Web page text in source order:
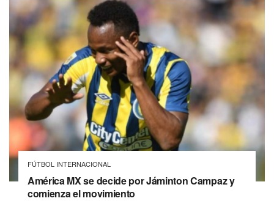
FÚTBOL INTERNACIONAL
América MX se decide por Jáminton Campaz y
comienza el movimiento